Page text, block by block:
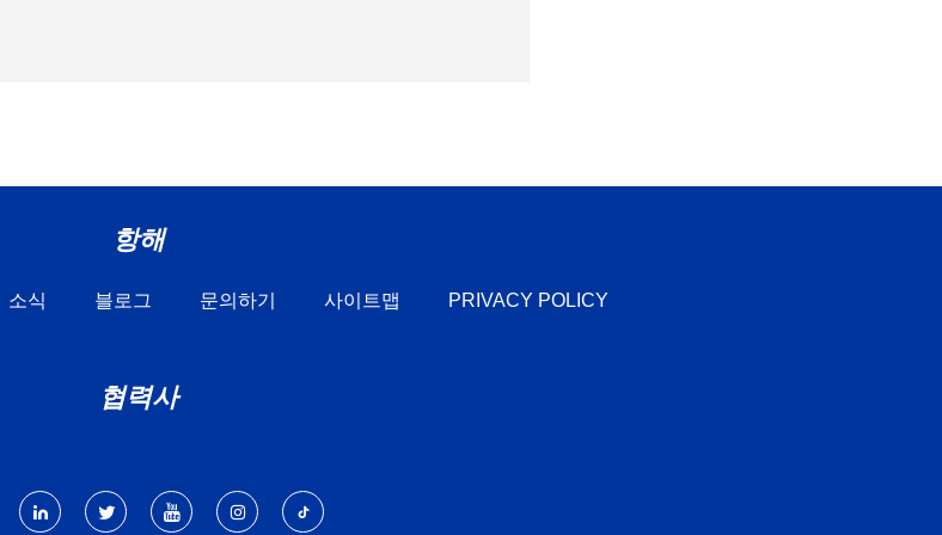
항해
소식 블로그 문의하기 사이트맵 PRIVACY POLICY
협력사